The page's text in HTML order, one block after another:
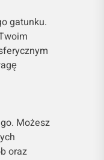
gatunku.
Możesz
oraz